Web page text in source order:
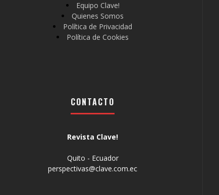
Equipo Clave!
Quienes Somos
Política de Privacidad
Política de Cookies
CONTACTO
Revista Clave!
Quito - Ecuador
perspectivas@clave.com.ec